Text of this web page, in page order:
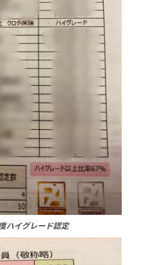
ハイグレード認定